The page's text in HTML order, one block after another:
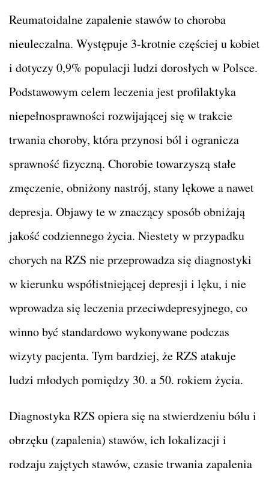
Reumatoidalne zapalenie stawów to choroba
nieuleczalna. Występuje 3-krotnie częściej u kobiet
i dotyczy 0,9% populacji ludzi dorosłych w Polsce.
Podstawowym celem leczenia jest profilaktyka
niepełnosprawności rozwijającej się w trakcie
trwania choroby, która przynosi ból i ogranicza
sprawność fizyczną. Chorobie towarzyszą stałe
zmęczenie, obniżony nastrój, stany lękowe a nawet
depresja. Objawy te w znaczący sposób obniżają
jakość codziennego życia. Niestety w przypadku
chorych na RZS nie przeprowadza się diagnostyki
w kierunku współistniejącej depresji i lęku, i nie
wprowadza się leczenia przeciwdepresyjnego, co
winno być standardowo wykonywane podczas
wizyty pacjenta. Tym bardziej, że RZS atakuje
ludzi młodych pomiędzy 30. a 50. rokiem życia.
Diagnostyka RZS opiera się na stwierdzeniu bólu i
obrzęku (zapalenia) stawów, ich lokalizacji i
rodzaju zajętych stawów, czasie trwania zapalenia